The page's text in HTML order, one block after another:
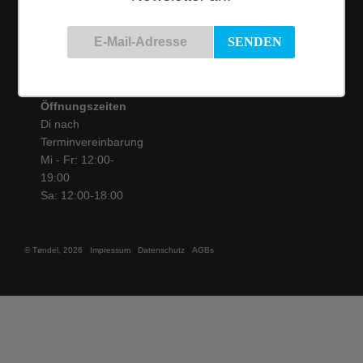
Tel.: 0221 / 16 99 61
info@toendel.de
Öffnungszeiten
Di nach
Terminvereinbarung
Mi - Fr: 12:00-
19:00
Sa: 12:00-18:00
© Tøndel, 2026 Impressum Datenschutz AGBs